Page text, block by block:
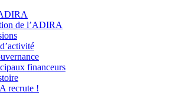
de l’ADIRA
financeurs
recrute !